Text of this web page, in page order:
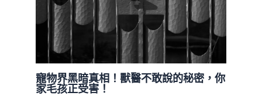
寵物界黑暗真相！獸醫不敢說的秘密，你
家毛孩正受害！